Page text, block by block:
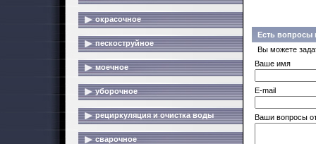
окрасочное
пескоструйное
моечное
уборочное
рециркуляция и очистка воды
сварочное
Есть вопросы
Вы можете
Ваше имя
E-mail
Ваши вопросы